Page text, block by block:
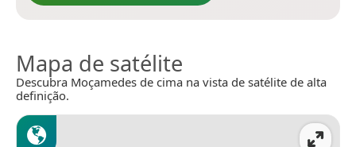
Mapa de satélite
Descubra Moçamedes de cima na vista de satélite de alta
definição.